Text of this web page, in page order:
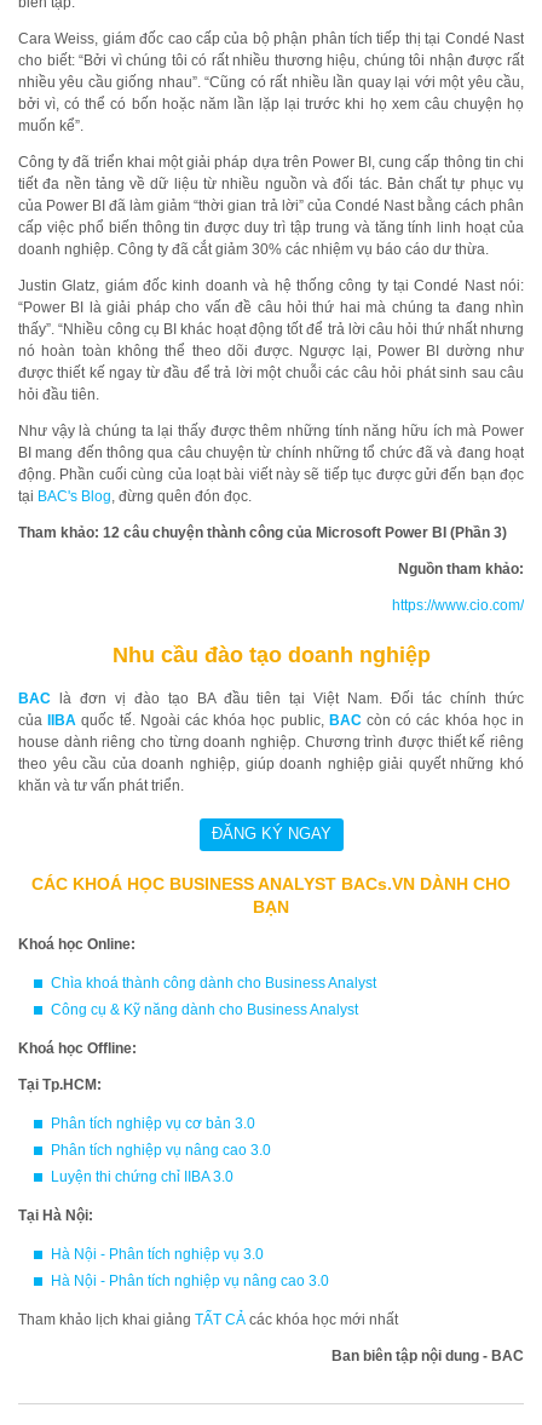
Cara Weiss, giám đốc cao cấp của bộ phận phân tích tiếp thị tại Condé Nast
cho biết: “Bởi vì chúng tôi có rất nhiều thương hiệu, chúng tôi nhận được rất
nhiều yêu cầu giống nhau”. “Cũng có rất nhiều lần quay lại với một yêu cầu,
bởi vì, có thể có bốn hoặc năm lần lặp lại trước khi họ xem câu chuyện họ
muốn kể”.
Công ty đã triển khai một giải pháp dựa trên Power BI, cung cấp thông tin chi
tiết đa nền tảng về dữ liệu từ nhiều nguồn và đối tác. Bản chất tự phục vụ
của Power BI đã làm giảm “thời gian trả lời” của Condé Nast bằng cách phân
cấp việc phổ biến thông tin được duy trì tập trung và tăng tính linh hoạt của
doanh nghiệp. Công ty đã cắt giảm 30% các nhiệm vụ báo cáo dư thừa.
Justin Glatz, giám đốc kinh doanh và hệ thống công ty tại Condé Nast nói:
“Power BI là giải pháp cho vấn đề câu hỏi thứ hai mà chúng ta đang nhìn
thấy”. “Nhiều công cụ BI khác hoạt động tốt để trả lời câu hỏi thứ nhất nhưng
nó hoàn toàn không thể theo dõi được. Ngược lại, Power BI dường như
được thiết kế ngay từ đầu để trả lời một chuỗi các câu hỏi phát sinh sau câu
hỏi đầu tiên.
Như vậy là chúng ta lại thấy được thêm những tính năng hữu ích mà Power
BI mang đến thông qua câu chuyện từ chính những tổ chức đã và đang hoạt
động. Phần cuối cùng của loạt bài viết này sẽ tiếp tục được gửi đến bạn đọc
tại BAC's Blog, đừng quên đón đọc.
Tham khảo: 12 câu chuyện thành công của Microsoft Power BI (Phần 3)
Nguồn tham khảo:
https://www.cio.com/
Nhu cầu đào tạo doanh nghiệp
BAC là đơn vị đào tạo BA đầu tiên tại Việt Nam. Đối tác chính thức
của
IIBA quốc tế. Ngoài các khóa học public, BACcòn có các khóa học in
house dành riêng cho từng doanh nghiệp. Chương trình được thiết kế riêng
theo yêu cầu của doanh nghiệp, giúp doanh nghiệp giải quyết những khó
khăn và tư vấn phát triển.
CÁC KHOÁ HỌC BUSINESS ANALYST BACs.VN DÀNH CHO
BẠN
Khoá học Online:
Chìa khoá thành công dành cho Business Analyst
Công cụ & Kỹ năng dành cho Business Analyst
Khoá học Offline:
Tại Tp.HCM:
Phân tích nghiệp vụ cơ bản 3.0
Phân tích nghiệp vụ nâng cao 3.0
Luyện thi chứng chỉ IIBA 3.0
Tại Hà Nội:
Hà Nội - Phân tích nghiệp vụ 3.0
Hà Nội - Phân tích nghiệp vụ nâng cao 3.0
Tham khảo lịch khai giảng TẤT CẢ các khóa học mới nhất
Ban biên tập nội dung - BAC